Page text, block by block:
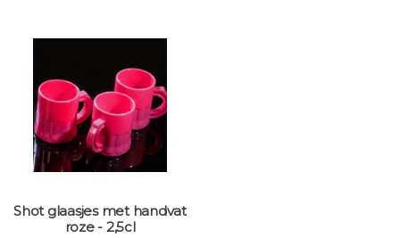
Shot glaasjes met handvat
roze - 2,5cl